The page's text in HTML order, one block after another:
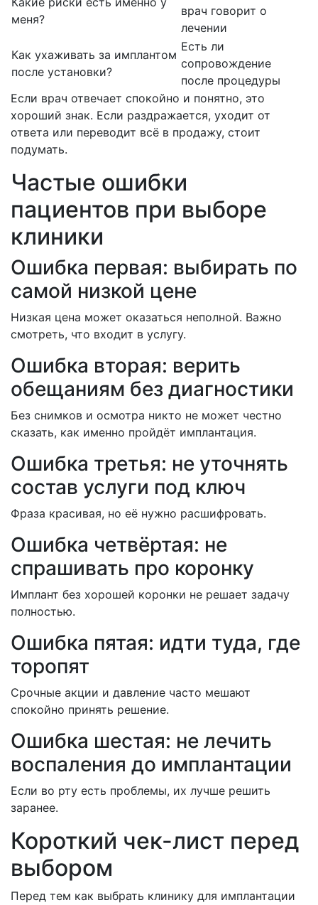
меня?
врач говорит о
лечении
Как ухаживать за имплантом
после установки?
Есть ли
сопровождение
после процедуры
Если врач отвечает спокойно и понятно, это
хороший знак. Если раздражается, уходит от
ответа или переводит всё в продажу, стоит
подумать.
Частые ошибки
пациентов при выборе
клиники
Ошибка первая: выбирать по
самой низкой цене
Низкая цена может оказаться неполной. Важно
смотреть, что входит в услугу.
Ошибка вторая: верить
обещаниям без диагностики
Без снимков и осмотра никто не может честно
сказать, как именно пройдёт имплантация.
Ошибка третья: не уточнять
состав услуги под ключ
Фраза красивая, но её нужно расшифровать.
Ошибка четвёртая: не
спрашивать про коронку
Имплант без хорошей коронки не решает задачу
полностью.
Ошибка пятая: идти туда, где
торопят
Срочные акции и давление часто мешают
спокойно принять решение.
Ошибка шестая: не лечить
воспаления до имплантации
Если во рту есть проблемы, их лучше решить
заранее.
Короткий чек-лист перед
выбором
Перед тем как выбрать клинику для имплантации